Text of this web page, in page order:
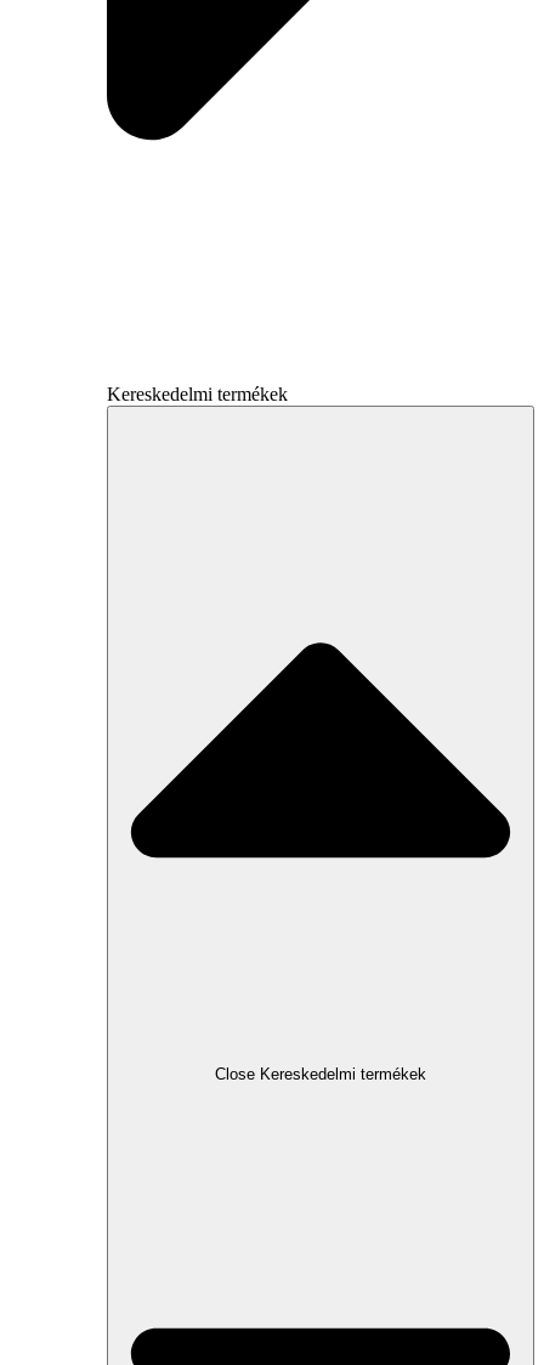
Kereskedelmi termékek
Close Kereskedelmi termékek